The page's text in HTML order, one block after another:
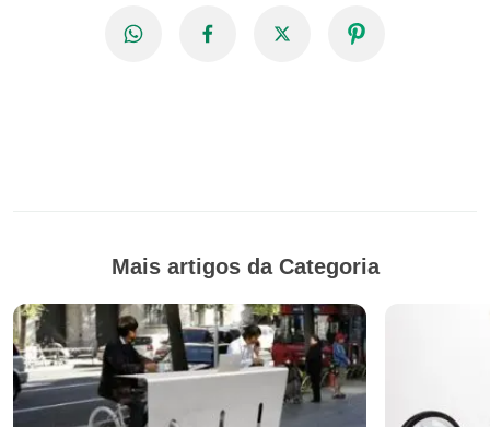
Mais artigos da Categoria